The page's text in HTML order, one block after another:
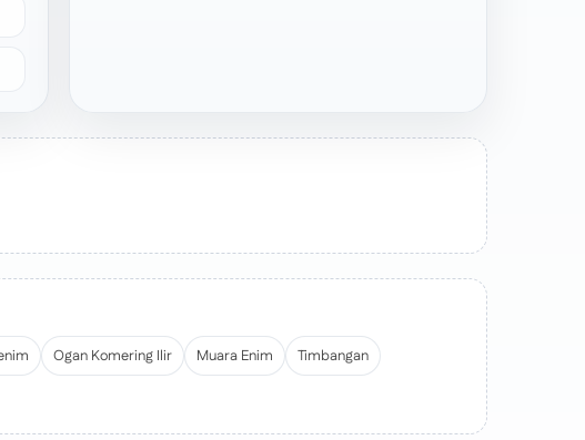
Ogan Komering Ilir Muara Enim
Timbangan